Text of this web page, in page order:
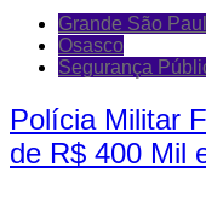
Grande São
Osasco
Segurança
Polícia Militar
de R$ 400 Mil